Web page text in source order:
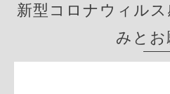
新型コロナウィル
みとお